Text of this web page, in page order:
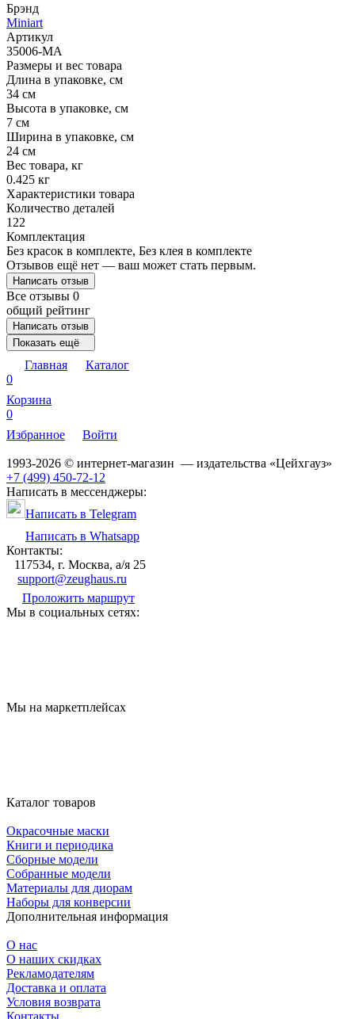
Брэнд
Miniart
Артикул
35006-MA
Размеры и вес товара
Длина в упаковке, см
34 см
Высота в упаковке, см
7 см
Ширина в упаковке, см
24 см
Вес товара, кг
0.425 кг
Характеристики товара
Количество деталей
122
Комплектация
Без красок в комплекте, Без клея в комплекте
Отзывов ещё нет — ваш может стать первым.
Написать отзыв
Все отзывы 0
общий рейтинг
Написать отзыв
Показать ещё
Главная
Каталог
0
Корзина
0
Избранное
Войти
1993-2026 © интернет-магазин — издательства «Цейхгауз»
+7 (499) 450-72-12
Написать в мессенджеры:
Написать в Telegram
Написать в Whatsapp
Контакты:
117534, г. Москва, а/я 25
support@zeughaus.ru
Проложить маршрут
Мы в социальных сетях:
Мы на маркетплейсах
Каталог товаров
Окрасочные маски
Книги и периодика
Сборные модели
Собранные модели
Материалы для диорам
Наборы для конверсии
Дополнительная информация
О нас
О наших скидках
Рекламодателям
Доставка и оплата
Условия возврата
Контакты